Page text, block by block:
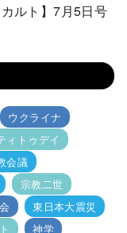
ルト】7月5日号
ウクライナ
ィトゥデイ
会議
宗教二世
東日本大震災
神学